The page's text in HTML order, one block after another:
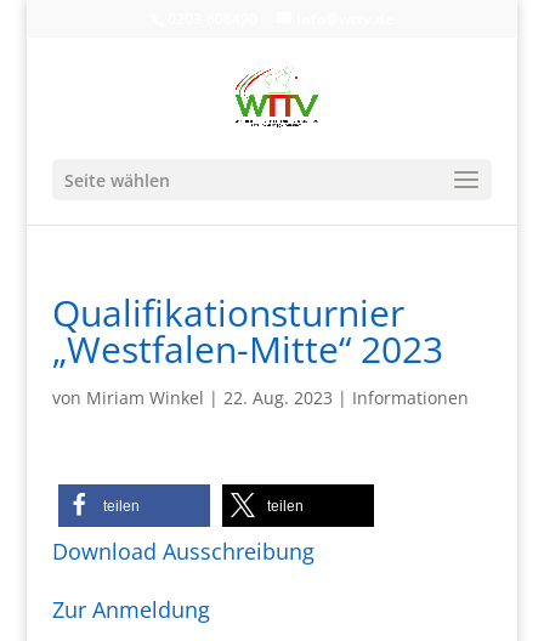
Seite wählen
Qualifikationsturnier
„Westfalen-Mitte“ 2023
von Miriam Winkel | 22. Aug. 2023 | Informationen
teilen teilen
Download Ausschreibung
Zur Anmeldung